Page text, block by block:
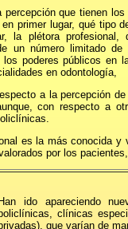
percepción que tienen
primer lugar, qué tipo
la plétora
un número limitado
los poderes públicos en
en odontología,
a la percepción
con respecto a
es la más conocida y
por los
Han ido apareciendo
clínicas
que varían de